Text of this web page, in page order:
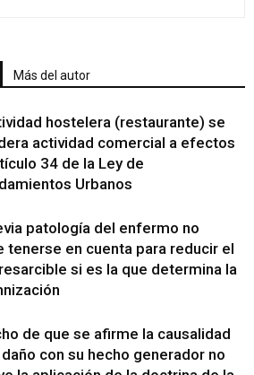
Más del autor
hostelera (restaurante) se
actividad comercial a efectos
34 de la Ley de
Urbanos
patología del enfermo no
tenerse en cuenta para reducir el
si es la que determina la
de que se afirme la causalidad
con su hecho generador no